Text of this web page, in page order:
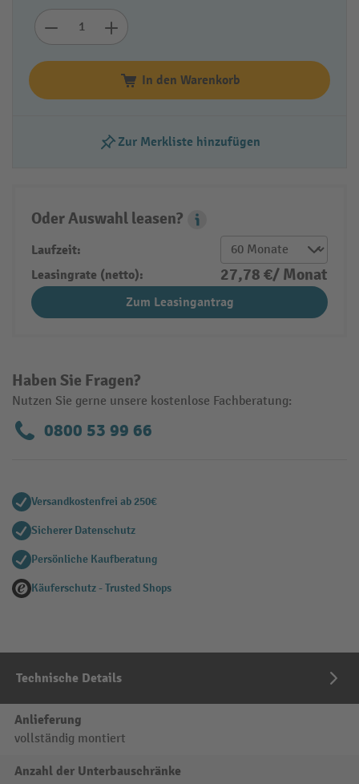
In den Warenkorb
Zur Merkliste hinzufügen
Haben Sie Fragen?
Nutzen Sie gerne unsere kostenlose Fachberatung:
0800 53 99 66
Oder Auswahl leasen?
Leasing Popover
Laufzeit:
Leasingrate (netto):
27,78 €/ Monat
Zum Leasingantrag
Versandkostenfrei ab 250€
Sicherer Datenschutz
Persönliche Kaufberatung
Käuferschutz - Trusted Shops
Technische Details
Anlieferung
vollständig montiert
Anzahl der Unterbauschränke